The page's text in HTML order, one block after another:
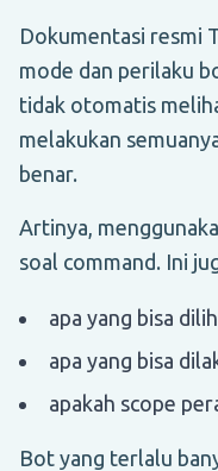
Dokumentasi resmi
mode dan perilaku
tidak otomatis
melakukan
benar.
Artinya,
soal command. Ini
apa yang bisa
apa yang bisa
apakah scope
Bot yang terlalu